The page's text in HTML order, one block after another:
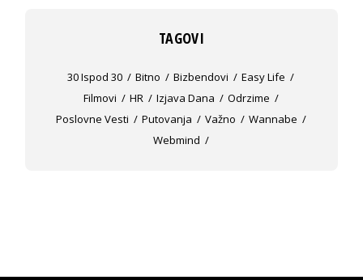
TAGOVI
30 Ispod 30 Bitno Bizbendovi
Easy Life
Filmovi
HR Izjava Dana
Odrzime
Poslovne Vesti
Putovanja Važno
Wannabe
Webmind